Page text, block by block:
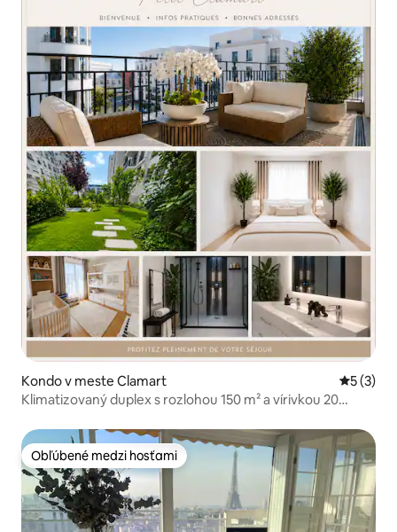
Kondo v meste Clamart
5 (3)
Klimatizovaný duplex s rozlohou 150 m² a vírivkou 20
Obľúbené medzi hosťami
Obľúbené medzi hosťami